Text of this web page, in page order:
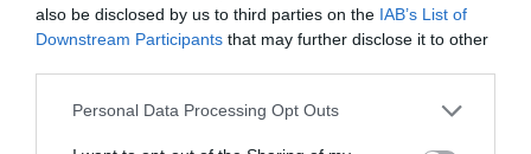
also be disclosed by us to third parties on the IAB’s List of
Downstream Participants that may further disclose it to other
Personal Data Processing Opt Outs